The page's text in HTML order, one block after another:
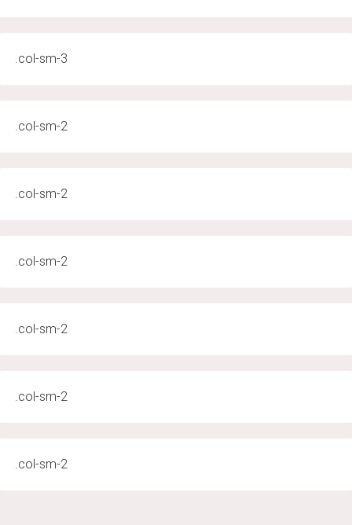
.col-sm-3
.col-sm-2
.col-sm-2
.col-sm-2
.col-sm-2
.col-sm-2
.col-sm-2